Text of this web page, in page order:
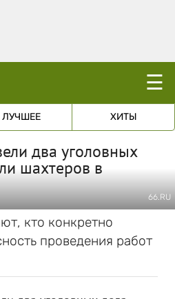
☰
ЛУЧШЕЕ ХИТЫ
два уголовных
шахтеров в
66.RU
кто конкретно
проведения работ